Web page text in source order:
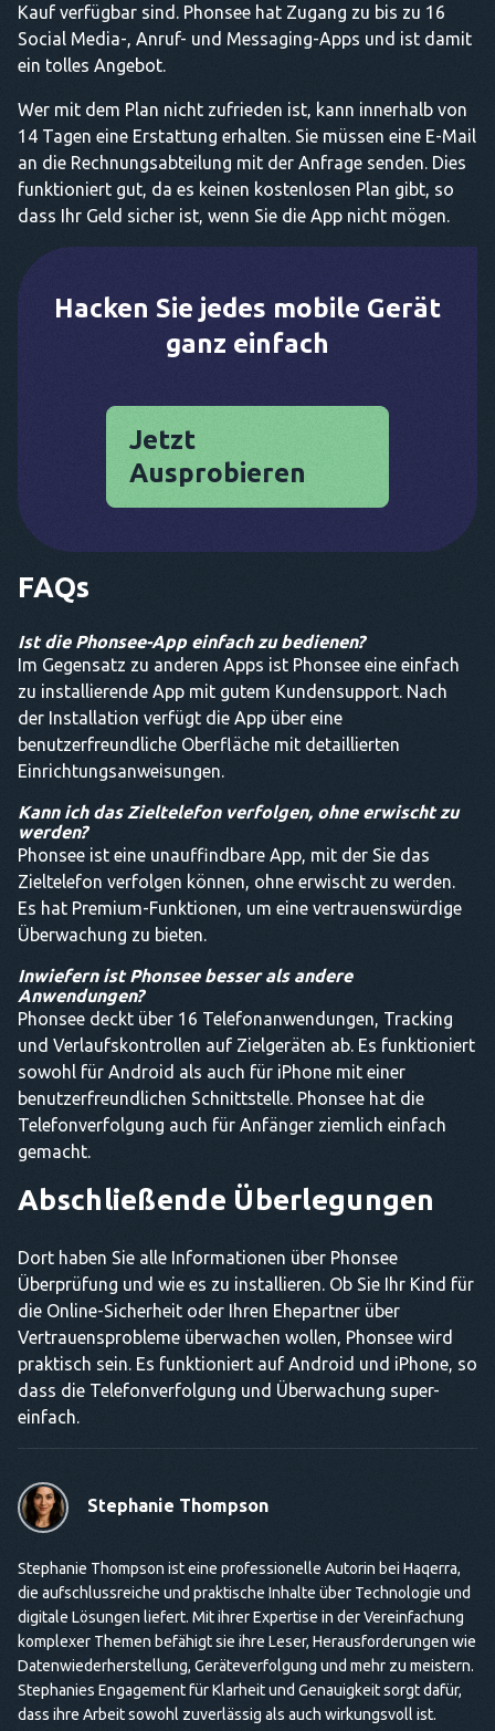
Kauf verfügbar sind. Phonsee hat Zugang zu bis zu 16
Social Media-, Anruf- und Messaging-Apps und ist damit
ein tolles Angebot.
Wer mit dem Plan nicht zufrieden ist, kann innerhalb von
14 Tagen eine Erstattung erhalten. Sie müssen eine E-Mail
an die Rechnungsabteilung mit der Anfrage senden. Dies
funktioniert gut, da es keinen kostenlosen Plan gibt, so
dass Ihr Geld sicher ist, wenn Sie die App nicht mögen.
Hacken Sie jedes mobile Gerät
ganz einfach
Jetzt
Ausprobieren
FAQs
Ist die Phonsee-App einfach zu bedienen?
Im Gegensatz zu anderen Apps ist Phonsee eine einfach
zu installierende App mit gutem Kundensupport. Nach
der Installation verfügt die App über eine
benutzerfreundliche Oberfläche mit detaillierten
Einrichtungsanweisungen.
Kann ich das Zieltelefon verfolgen, ohne erwischt zu
werden?
Phonsee ist eine unauffindbare App, mit der Sie das
Zieltelefon verfolgen können, ohne erwischt zu werden.
Es hat Premium-Funktionen, um eine vertrauenswürdige
Überwachung zu bieten.
Inwiefern ist Phonsee besser als andere
Anwendungen?
Phonsee deckt über 16 Telefonanwendungen, Tracking
und Verlaufskontrollen auf Zielgeräten ab. Es funktioniert
sowohl für Android als auch für iPhone mit einer
benutzerfreundlichen Schnittstelle. Phonsee hat die
Telefonverfolgung auch für Anfänger ziemlich einfach
gemacht.
Abschließende Überlegungen
Dort haben Sie alle Informationen über Phonsee
Überprüfung und wie es zu installieren. Ob Sie Ihr Kind für
die Online-Sicherheit oder Ihren Ehepartner über
Vertrauensprobleme überwachen wollen, Phonsee wird
praktisch sein. Es funktioniert auf Android und iPhone, so
dass die Telefonverfolgung und Überwachung super-
einfach.
Stephanie Thompson
Stephanie Thompson ist eine professionelle Autorin bei Haqerra,
die aufschlussreiche und praktische Inhalte über Technologie und
digitale Lösungen liefert. Mit ihrer Expertise in der Vereinfachung
komplexer Themen befähigt sie ihre Leser, Herausforderungen wie
Datenwiederherstellung, Geräteverfolgung und mehr zu meistern.
Stephanies Engagement für Klarheit und Genauigkeit sorgt dafür,
dass ihre Arbeit sowohl zuverlässig als auch wirkungsvoll ist.